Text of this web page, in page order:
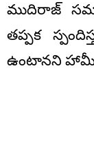
ముదిరాజ్
తప్పక
ఉంటానని హామీ